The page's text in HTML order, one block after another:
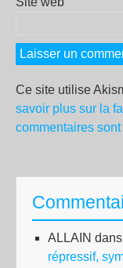
Ce site utilise
savoir plus sur la
commentaires
ALLAIN dans
répressif,